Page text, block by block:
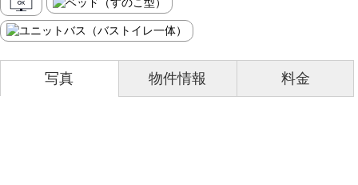
写真 物件情報 料金